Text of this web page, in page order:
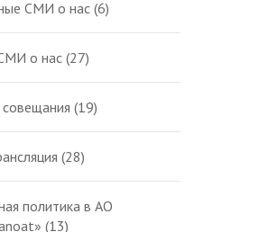
СМИ о нас(6)
о нас(27)
(19)
(28)
политика в АО
(13)